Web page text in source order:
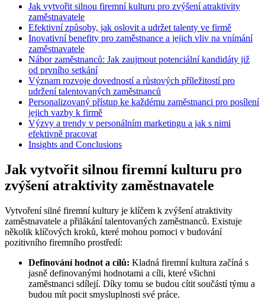
Jak vytvořit silnou firemní kulturu pro zvýšení atraktivity
zaměstnavatele
Efektivní způsoby,​ jak oslovit⁢ a udržet‌ talenty⁤ ve firmě
Inovativní benefity pro zaměstnance a jejich vliv⁤ na vnímání
zaměstnavatele
Nábor zaměstnanců: Jak zaujmout potenciální ⁤kandidáty‌ již
od prvního setkání
Význam rozvoje dovedností a⁤ růstových ⁣příležitostí pro‍
udržení talentovaných zaměstnanců
Personalizovaný přístup ke každému⁢ zaměstnanci⁣ pro⁣ posílení
jejich​ vazby k firmě
Výzvy ⁣a​ trendy ​v ⁤personálním marketingu a⁣ jak s ⁤nimi
efektivně pracovat
Insights and Conclusions
Jak vytvořit silnou firemní kulturu pro
zvýšení atraktivity zaměstnavatele
Vytvoření silné⁤ firemní kultury je klíčem k zvýšení atraktivity
zaměstnavatele a přilákání talentovaných zaměstnanců. Existuje
⁣několik klíčových kroků, ⁤které⁤ mohou pomoci ⁤v budování
‍pozitivního firemního⁢ prostředí:
Definování hodnot a cílů: Kladná ​firemní⁢ kultura ‍začíná s
jasně definovanými hodnotami a⁤ cíli, které všichni
zaměstnanci ⁣sdílejí. ‌Díky tomu se budou cítit součástí týmu‍ a
budou mít pocit smysluplnosti své ‍práce.